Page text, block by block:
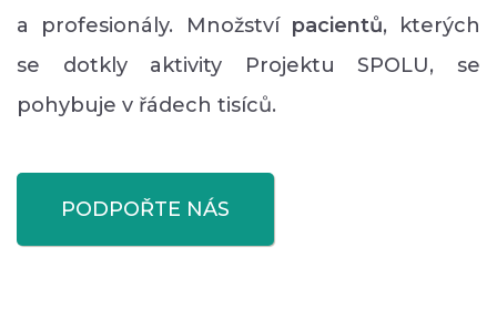
a profesionály. Množství pacientů, kterých
se dotkly aktivity Projektu SPOLU, se
pohybuje v řádech tisíců.
PODPOŘTE NÁS